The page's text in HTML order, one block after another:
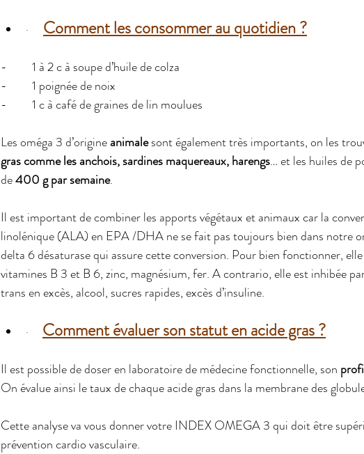
· Comment les consommer au quotidien ?
-         1 à 2 c à soupe d’huile de colza
-         1 poignée de noix
-         1 c à café de graines de lin moulues
Les oméga 3 d’origine animale sont également très importants, on les
gras comme les anchois, sardines maquereaux, harengs… et les huiles de
de 400 g par semaine.
Il est important de combiner les apports végétaux et animaux car la
linolénique (ALA) en EPA /DHA ne se fait pas toujours bien dans notre
delta 6 désaturase qui assure cette conversion. Pour bien fonctionner,
vitamines B 3 et B 6, zinc, magnésium, fer. A contrario, elle est inhibée
trans en excès, alcool, sucres rapides, excès d’insuline.
· Comment évaluer son statut en acide gras ?
Il est possible de doser en laboratoire de médecine fonctionnelle, son
On évalue ainsi le taux de chaque acide gras dans la membrane des
Cette analyse va vous donner votre INDEX OMEGA 3 qui doit être
prévention cardio vasculaire.